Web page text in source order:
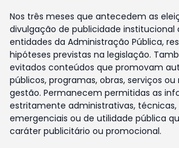
Nos três meses que antecedem as
divulgação de publicidade institucional
entidades da Administração Pública,
hipóteses previstas na legislação.
evitados conteúdos que promovam
públicos, programas, obras, serviços ou
gestão. Permanecem permitidas as
estritamente administrativas, técnicas,
emergenciais ou de utilidade pública
caráter publicitário ou promocional.